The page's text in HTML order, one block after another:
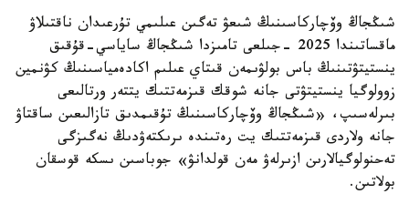
شىڭجاڭ وۆچاركاسىنىڭ شىعۋ تەگىن عىلىمي تۇرعىدان ناقتىلاۋ
ماقساتىندا 2025 -جىلعى تامىزدا شىڭجاڭ ساياسي-قۇقىق
ينستيتۋتىنىڭ باس بولۋىمەن قىتاي عىلىم اكادەمياسىنىڭ كۋنمين
زوولوگيا ينستيتۋتى جانە شوقك قىزمەتتىك يتتەر ورتالىعى
بىرلەسىپ، «شىڭجاڭ وۆچاركاسىنىڭ تۇقىمدىق تازالىعىن ساقتاۋ
جانە ولاردى قىزمەتتىك يت رەتىندە ىرىكتەۋدىڭ نەگىزگى
تەحنولوگيالارىن ازىرلەۋ مەن قولدانۋ» جوباسىن ىسكە قوسقان
بولاتىن.